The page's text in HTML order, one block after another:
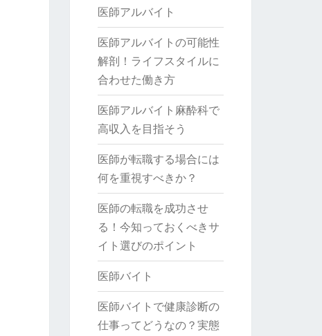
医師アルバイト
医師アルバイトの可能性
解剖！ライフスタイルに
合わせた働き方
医師アルバイト麻酔科で
高収入を目指そう
医師が転職する場合には
何を重視すべきか？
医師の転職を成功させ
る！今知っておくべきサ
イト選びのポイント
医師バイト
医師バイトで健康診断の
仕事ってどうなの？実態